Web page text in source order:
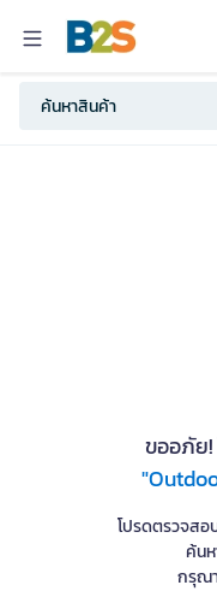
ขออภัย
โปรดตรวจสอ
ค้นห
กรุณ